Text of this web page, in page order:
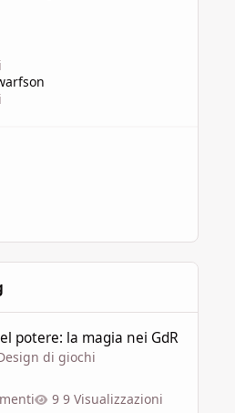
potere: la magia nei GdR
di giochi
9 Visualizzazioni